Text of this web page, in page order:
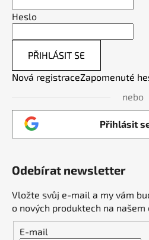
Heslo
PŘIHLÁSIT SE
Nová registraceZapomenuté
nebo
Přihlásit
Odebírat newsletter
Vložte svůj e-mail a my vám
o nových produktech na našem
E-mail